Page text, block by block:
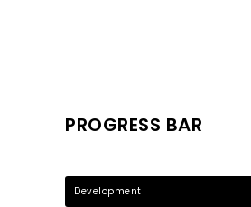
PROGRESS BAR
Development